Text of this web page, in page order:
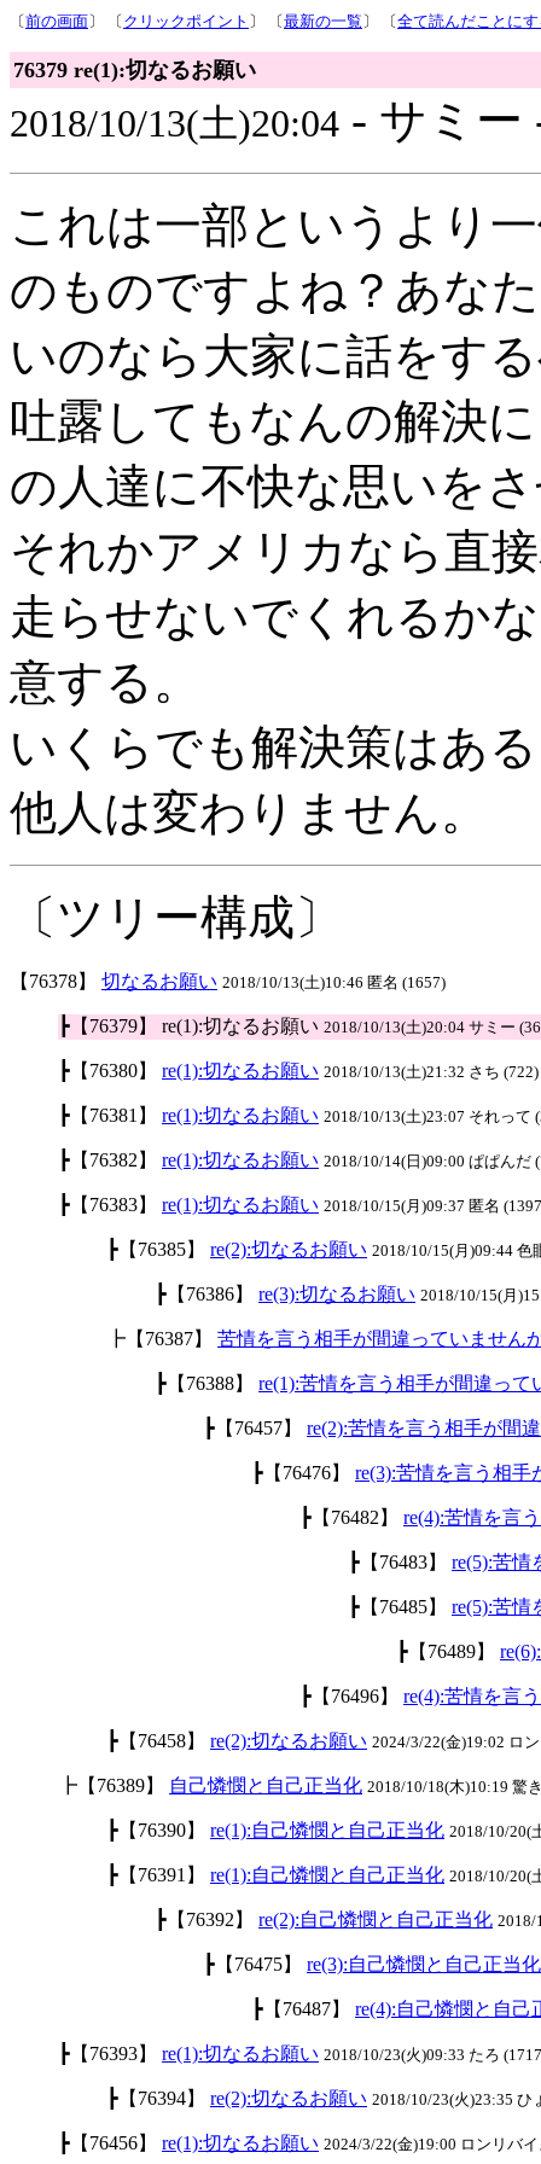
〔前の画面〕 〔 クリックポイント 〕 〔最新の一覧 〕 〔全て読んだことに
76379 re(1):切なるお願い
2018/10/13(土)20:04 - サミ
これは一部というより
のものですよね？あな
いのなら大家に話をす
吐露してもなんの解決
の人達に不快な思いを
それかアメリカなら直
走らせないでくれるか
意する。
いくらでも解決策はあ
他人は変わりません。
〔ツリー構成〕
【76378】 切なるお願い 2018/10/13(土)10:46 匿名 (1657)
┣【76379】 re(1):切なるお願い 2018/10/13(土)20:04 サミー
┣【76380】 re(1):切なるお願い 2018/10/13(土)21:32 さち (722)
┣【76381】 re(1):切なるお願い 2018/10/13(土)23:07 それって
┣【76382】 re(1):切なるお願い 2018/10/14(日)09:00 ぱぱんだ
┣【76383】 re(1):切なるお願い 2018/10/15(月)09:37 匿名
┣【76385】 re(2):切なるお願い 2018/10/15(月)09:44 色
┣【76386】 re(3):切なるお願い 2018/10/15(月
┣【76387】 苦情を言う相手が間違っていません
┣【76388】 re(1):苦情を言う相手が間違って
┣【76457】 re(2):苦情を言う相手が間
┣【76476】 re(3):苦情を言う相
┣【76482】 re(4):苦情を言
┣【76483】 re(5):苦情
┣【76485】 re(5):苦情
┣【76489】
┣【76496】 re(4):苦情を言
┣【76458】 re(2):切なるお願い 2024/3/22(金)19:02 ロ
┣【76389】 自己憐憫と自己正当化 2018/10/18(木)10:19 驚
┣【76390】 re(1):自己憐憫と自己正当化 2018/10/20(
┣【76391】 re(1):自己憐憫と自己正当化 2018/10/20(
┣【76392】 re(2):自己憐憫と自己正当化 2018/
┣【76475】 re(3):自己憐憫と自己正当化
┣【76487】 re(4):自己憐憫と自己
┣【76393】 re(1):切なるお願い 2018/10/23(火)09:33 たろ
┣【76394】 re(2):切なるお願い 2018/10/23(火)23:35 ひ
┣【76456】 re(1):切なるお願い 2024/3/22(金)19:00 ロンリバ